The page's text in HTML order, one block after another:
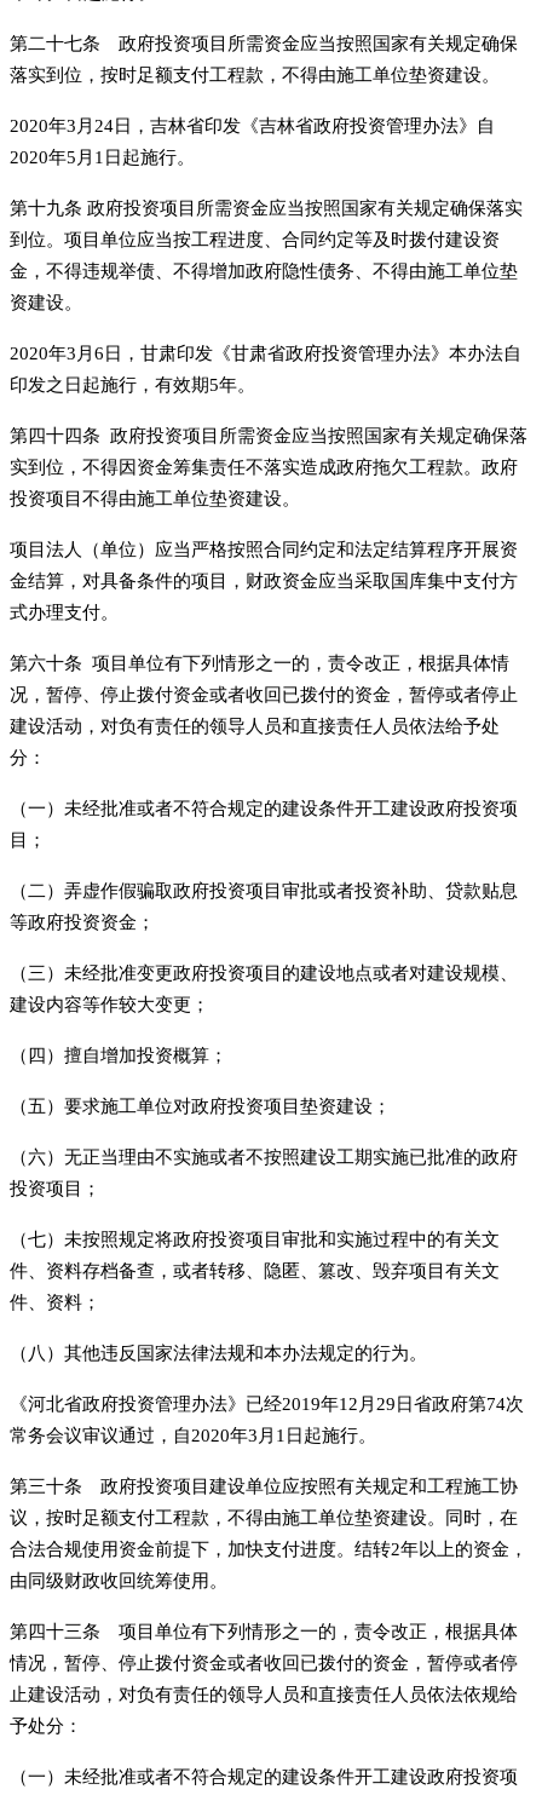
第二十七条 政府投资项目所需资金应当按照国家有关规定确保
落实到位，按时足额支付工程款，不得由施工单位垫资建设。
2020年3月24日，吉林省印发《吉林省政府投资管理办法》自
2020年5月1日起施行。
第十九条 政府投资项目所需资金应当按照国家有关规定确保落实
到位。项目单位应当按工程进度、合同约定等及时拨付建设资
金，不得违规举债、不得增加政府隐性债务、不得由施工单位垫
资建设。
2020年3月6日，甘肃印发《甘肃省政府投资管理办法》本办法自
印发之日起施行，有效期5年。
第四十四条 政府投资项目所需资金应当按照国家有关规定确保落
实到位，不得因资金筹集责任不落实造成政府拖欠工程款。政府
投资项目不得由施工单位垫资建设。
项目法人（单位）应当严格按照合同约定和法定结算程序开展资
金结算，对具备条件的项目，财政资金应当采取国库集中支付方
式办理支付。
第六十条 项目单位有下列情形之一的，责令改正，根据具体情
况，暂停、停止拨付资金或者收回已拨付的资金，暂停或者停止
建设活动，对负有责任的领导人员和直接责任人员依法给予处
分：
（一）未经批准或者不符合规定的建设条件开工建设政府投资项
目；
（二）弄虚作假骗取政府投资项目审批或者投资补助、贷款贴息
等政府投资资金；
（三）未经批准变更政府投资项目的建设地点或者对建设规模、
建设内容等作较大变更；
（四）擅自增加投资概算；
（五）要求施工单位对政府投资项目垫资建设；
（六）无正当理由不实施或者不按照建设工期实施已批准的政府
投资项目；
（七）未按照规定将政府投资项目审批和实施过程中的有关文
件、资料存档备查，或者转移、隐匿、篡改、毁弃项目有关文
件、资料；
（八）其他违反国家法律法规和本办法规定的行为。
《河北省政府投资管理办法》已经2019年12月29日省政府第74次
常务会议审议通过，自2020年3月1日起施行。
第三十条 政府投资项目建设单位应按照有关规定和工程施工协
议，按时足额支付工程款，不得由施工单位垫资建设。同时，在
合法合规使用资金前提下，加快支付进度。结转2年以上的资金，
由同级财政收回统筹使用。
第四十三条 项目单位有下列情形之一的，责令改正，根据具体
情况，暂停、停止拨付资金或者收回已拨付的资金，暂停或者停
止建设活动，对负有责任的领导人员和直接责任人员依法依规给
予处分：
（一）未经批准或者不符合规定的建设条件开工建设政府投资项